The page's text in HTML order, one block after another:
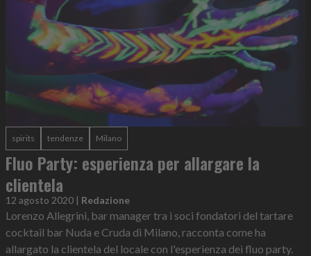
spirits tendenze Milano
Fluo Party: esperienza per allargare la
clientela
12 agosto 2020 | Redazione
Lorenzo Allegrini, bar manager tra i soci fondatori del tartare
cocktail bar Nuda e Cruda di Milano, racconta come ha
allargato la clientela del locale con l'esperienza dei fluo party.